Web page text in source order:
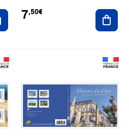
Ajouter au panier
7,50€